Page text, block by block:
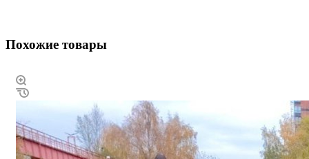
Похожие товары